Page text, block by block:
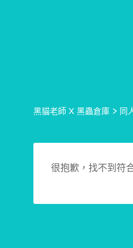
黑貓老師 X 黑蟲倉庫 > 同
很抱歉，找不到符